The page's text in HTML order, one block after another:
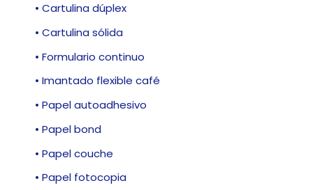
• Cartulina dúplex
• Cartulina sólida
• Formulario continuo
• Imantado flexible café
• Papel autoadhesivo
• Papel bond
• Papel couche
• Papel fotocopia